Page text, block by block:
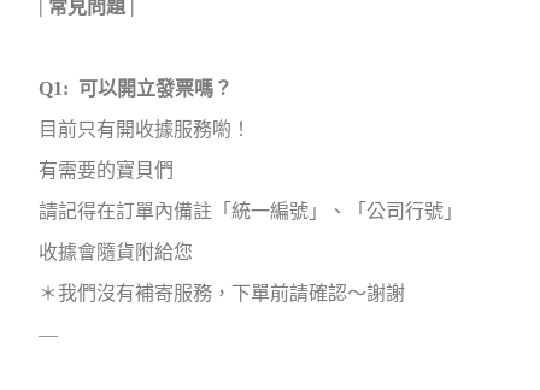
| 常見問題 |
Q1: 可以開立發票嗎？
目前只有開收據服務喲！
有需要的寶貝們
請記得在訂單內備註「統一編號」、「公司行號」
收據會隨貨附給您
＊我們沒有補寄服務，下單前請確認～謝謝
—